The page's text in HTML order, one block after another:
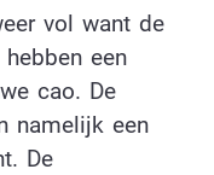
vol want de
een
cao. De
namelijk een
De